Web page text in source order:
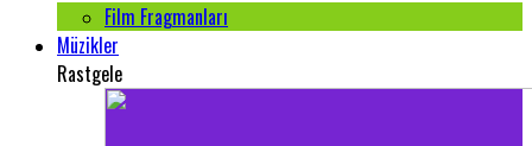
Film Fragmanları
Müzikler
Rastgele